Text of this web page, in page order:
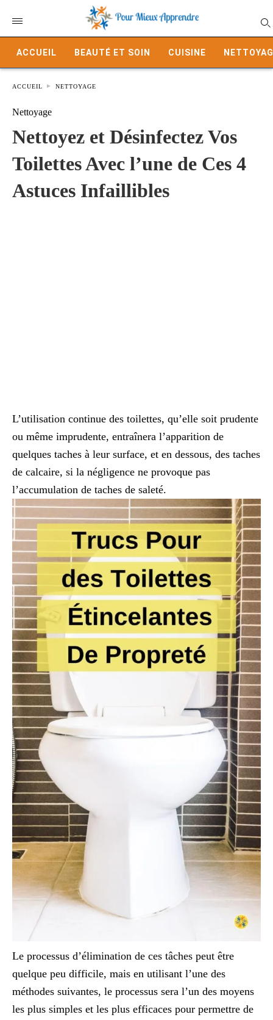
ACCUEIL BEAUTÉ ET SOIN CUISINE
ACCUEIL NETTOYAGE
Nettoyage
Nettoyez et Désinfectez Vos
Toilettes Avec l’une de Ces 4
Astuces Infaillibles
L’utilisation continue des toilettes, qu’elle soit prudente
ou même imprudente, entraînera l’apparition de
quelques taches à leur surface, et en dessous, des taches
de calcaire, si la négligence ne provoque pas
l’accumulation de taches de saleté.
Le processus d’élimination de ces tâches peut être
quelque peu difficile, mais en utilisant l’une des
méthodes suivantes, le processus sera l’un des moyens
les plus simples et les plus efficaces pour permettre de